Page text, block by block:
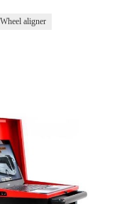
aligner